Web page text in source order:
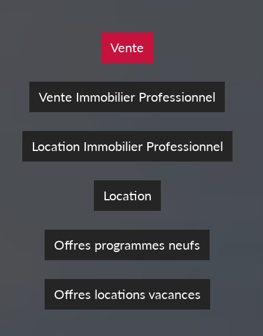
Vente
Vente Immobilier Professionnel
Location Immobilier Professionnel
Location
Offres programmes neufs
Offres locations vacances